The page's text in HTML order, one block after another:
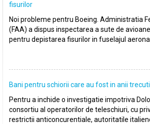
fisurilor
Noi probleme pentru Boeing. Administratia
(FAA) a dispus inspectarea a sute de
pentru depistarea fisurilor in fuselajul
Bani pentru schiorii care au fost in anii
Pentru a inchide o investigatie impotriva
consortiu al operatorilor de teleschiuri, cu
restrictii anticoncurentiale, autoritatile